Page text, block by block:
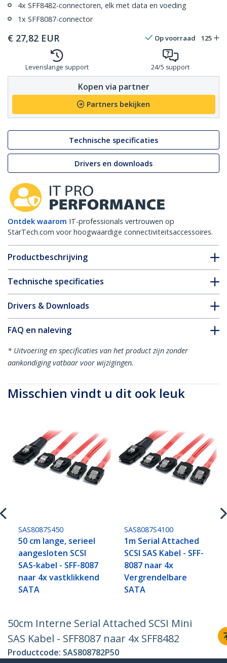
4x SFF8482-connectoren, elk met data en voeding
1x SFF8087-connector
€ 27,82 EUR Op voorraad 125
Levenslange support 24/5 support
Kopen via partner
Partners bekijken
Technische specificaties
Drivers en downloads
Ontdek waarom IT-professionals vertrouwen op
StarTech.com voor hoogwaardige connectiviteitsaccessoires.
Productbeschrijving
Technische specificaties
Drivers & Downloads
FAQ en naleving
* Uitvoering en specificaties van het product zijn zonder
aankondiging vatbaar voor wijzigingen.
Misschien vindt u dit ook leuk
SAS8087S450
50 cm lange, serieel
aangesloten SCSI
SAS-kabel - SFF-8087
naar 4x vastklikkend
SATA
SAS8087S4100
1m Serial Attached
SCSI SAS Kabel - SFF-
8087 naar 4x
Vergrendelbare
SATA
50cm Interne Serial Attached SCSI Mini
SAS Kabel - SFF8087 naar 4x SFF8482
Productcode: SAS808782P50